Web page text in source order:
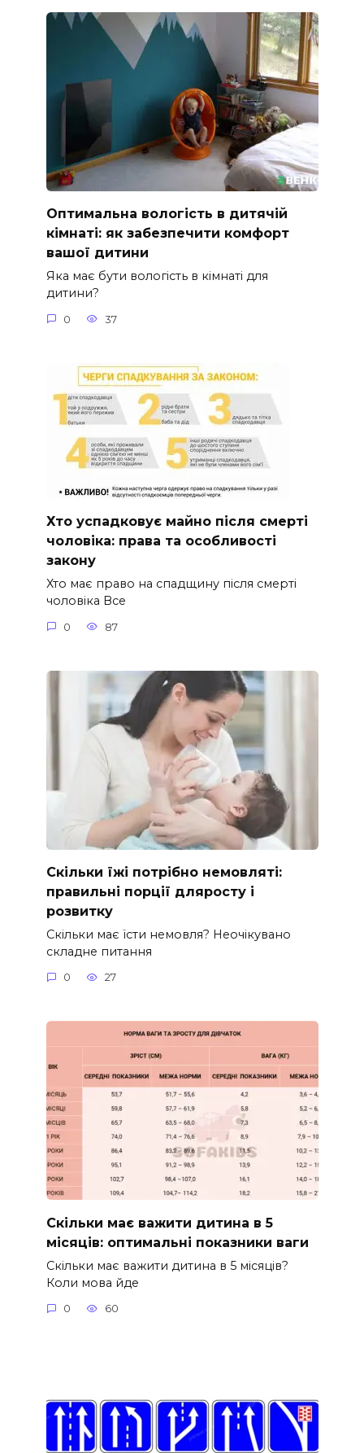
Оптимальна вологість в дитячій
кімнаті: як забезпечити комфорт
вашої дитини
Яка має бути вологість в кімнаті для
дитини?
0 37
Хто успадковує майно після смерті
чоловіка: права та особливості
закону
Хто має право на спадщину після смерті
чоловіка Все
0 87
Скільки їжі потрібно немовляті:
правильні порції дляросту і
розвитку
Скільки має їсти немовля? Неочікувано
складне питання
0 27
Скільки має важити дитина в 5
місяців: оптимальні показники ваги
Скільки має важити дитина в 5 місяців?
Коли мова йде
0 60